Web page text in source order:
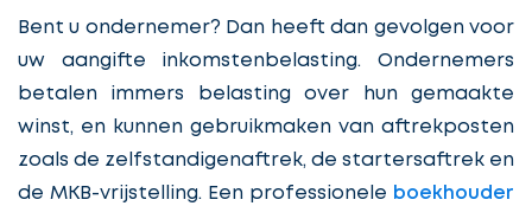
Bent u ondernemer? Dan heeft dan gevolgen voor
uw aangifte inkomstenbelasting. Ondernemers
betalen immers belasting over hun gemaakte
winst, en kunnen gebruikmaken van aftrekposten
zoals de zelfstandigenaftrek, de startersaftrek en
de MKB-vrijstelling. Een professionele boekhouder